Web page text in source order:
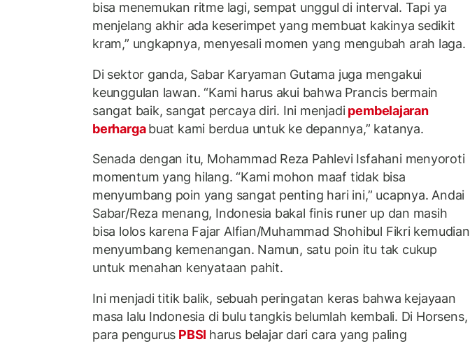
bisa menemukan ritme lagi, sempat unggul di interval. Tapi ya
menjelang akhir ada keserimpet yang membuat kakinya sedikit
kram,” ungkapnya, menyesali momen yang mengubah arah laga.
Di sektor ganda, Sabar Karyaman Gutama juga mengakui
keunggulan lawan. “Kami harus akui bahwa Prancis bermain
sangat baik, sangat percaya diri. Ini menjadipembelajaran
berhargabuat kami berdua untuk ke depannya,” katanya.
Senada dengan itu, Mohammad Reza Pahlevi Isfahani menyoroti
momentum yang hilang. “Kami mohon maaf tidak bisa
menyumbang poin yang sangat penting hari ini,” ucapnya. Andai
Sabar/Reza menang, Indonesia bakal finis runer up dan masih
bisa lolos karena Fajar Alfian/Muhammad Shohibul Fikri kemudian
menyumbang kemenangan. Namun, satu poin itu tak cukup
untuk menahan kenyataan pahit.
Ini menjadi titik balik, sebuah peringatan keras bahwa kejayaan
masa lalu Indonesia di bulu tangkis belumlah kembali. Di Horsens,
para pengurus PBSI harus belajar dari cara yang paling